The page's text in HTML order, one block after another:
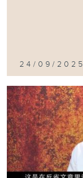
24/09/2025